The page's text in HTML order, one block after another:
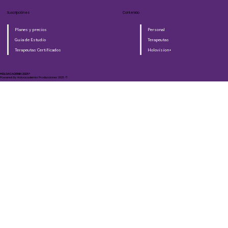
Contenido
Personal
Terapeutas
Holovision+
Planes y precios
Guia de Estudio
Terapeutas Certificados
Suscripciónes
HOLOACADEMIA 2025®​
Powered By Holoacademia Producciones 2025 ©